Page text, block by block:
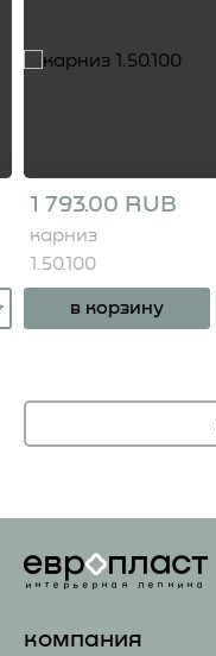
1 793.00 RUB
карниз
1.50.100
в корзину
компания